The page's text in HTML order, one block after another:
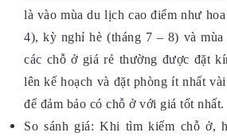
là vào mùa du lịch cao điểm như
4), kỳ nghỉ hè (tháng 7 – 8) và
các chỗ ở giá rẻ thường được đặt
lên kế hoạch và đặt phòng ít nhất
để đảm bảo có chỗ ở với giá tốt nhất.
So sánh giá: Khi tìm kiếm chỗ ở,